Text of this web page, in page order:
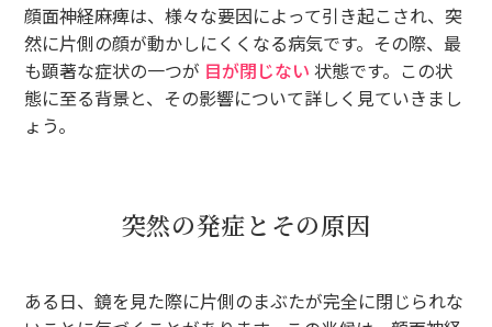
顔面神経麻痺は、様々な要因によって引き起こされ、突
然に片側の顔が動かしにくくなる病気です。その際、最
も顕著な症状の一つが 目が閉じない 状態です。この状
態に至る背景と、その影響について詳しく見ていきまし
ょう。
突然の発症とその原因
ある日、鏡を見た際に片側のまぶたが完全に閉じられな